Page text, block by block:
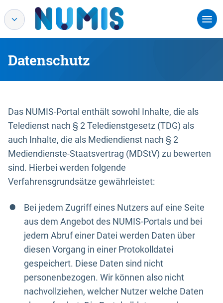
Datenschutz
Das NUMIS-Portal enthält sowohl Inhalte, die als
Teledienst nach § 2 Teledienstgesetz (TDG) als
auch Inhalte, die als Mediendienst nach § 2
Mediendienste-Staatsvertrag (MDStV) zu bewerten
sind. Hierbei werden folgende
Verfahrensgrundsätze gewährleistet:
Bei jedem Zugriff eines Nutzers auf eine Seite
aus dem Angebot des NUMIS-Portals und bei
jedem Abruf einer Datei werden Daten über
diesen Vorgang in einer Protokolldatei
gespeichert. Diese Daten sind nicht
personenbezogen. Wir können also nicht
nachvollziehen, welcher Nutzer welche Daten